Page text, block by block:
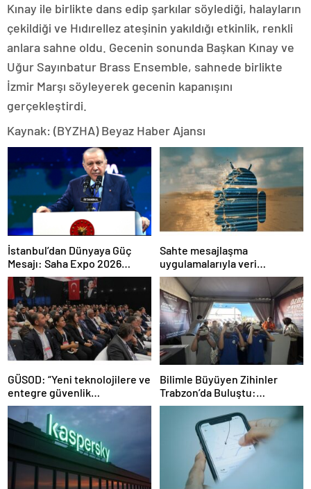
Kınay ile birlikte dans edip şarkılar söylediği, halayların
çekildiği ve Hıdırellez ateşinin yakıldığı etkinlik, renkli
anlara sahne oldu. Gecenin sonunda Başkan Kınay ve
Uğur Sayınbatur Brass Ensemble, sahnede birlikte
İzmir Marşı söyleyerek gecenin kapanışını
gerçekleştirdi.
Kaynak: (BYZHA) Beyaz Haber Ajansı
İstanbul’dan Dünyaya Güç
Mesajı: Saha Expo 2026
Rekorlarla Kapılarını Kapattı
Sahte mesajlaşma
uygulamalarıyla veri
sızdırıyorlar- Haber Şafak
GÜSOD: “Yeni teknolojilere ve
entegre güvenlik
sistemlerine önem artacak”-
Haber Şafak
Bilimle Büyüyen Zihinler
Trabzon’da Buluştu:
STEAMFEST’te Bilim Rüzgârı
Esti!- Haber Şafak